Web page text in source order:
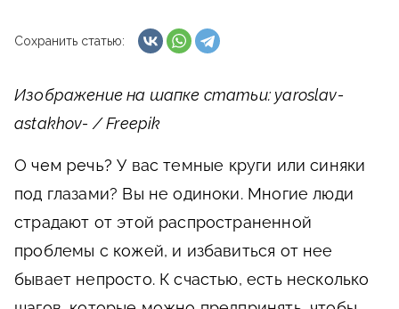
Сохранить статью:
Изображение на шапке статьи: yaroslav-
astakhov- / Freepik
О чем речь? У вас темные круги или синяки
под глазами? Вы не одиноки. Многие люди
страдают от этой распространенной
проблемы с кожей, и избавиться от нее
бывает непросто. К счастью, есть несколько